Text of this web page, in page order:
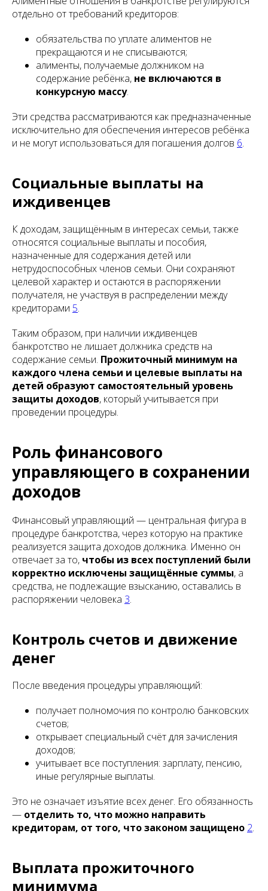
отдельно от требований кредиторов:
обязательства по уплате алиментов не
прекращаются и не списываются;
алименты, получаемые должником на
содержание ребёнка, не включаются в
конкурсную массу.
Эти средства рассматриваются как предназначенные
исключительно для обеспечения интересов ребёнка
и не могут использоваться для погашения долгов 6.
Социальные выплаты на
иждивенцев
К доходам, защищённым в интересах семьи, также
относятся социальные выплаты и пособия,
назначенные для содержания детей или
нетрудоспособных членов семьи. Они сохраняют
целевой характер и остаются в распоряжении
получателя, не участвуя в распределении между
кредиторами 5.
Таким образом, при наличии иждивенцев
банкротство не лишает должника средств на
содержание семьи. Прожиточный минимум на
каждого члена семьи и целевые выплаты на
детей образуют самостоятельный уровень
защиты доходов, который учитывается при
проведении процедуры.
Роль финансового
управляющего в сохранении
доходов
Финансовый управляющий — центральная фигура в
процедуре банкротства, через которую на практике
реализуется защита доходов должника. Именно он
отвечает за то, чтобы из всех поступлений были
корректно исключены защищённые суммы, а
средства, не подлежащие взысканию, оставались в
распоряжении человека 3.
Контроль счетов и движение
денег
После введения процедуры управляющий:
получает полномочия по контролю банковских
счетов;
открывает специальный счёт для зачисления
доходов;
учитывает все поступления: зарплату, пенсию,
иные регулярные выплаты.
Это не означает изъятие всех денег. Его обязанность
— отделить то, что можно направить
кредиторам, от того, что законом защищено 2.
Выплата прожиточного
минимума